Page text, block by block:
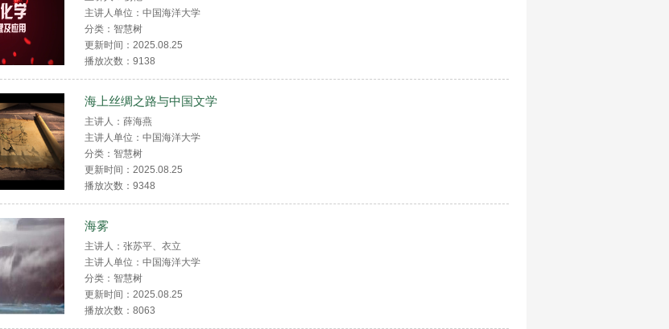
主讲人单位：中国海洋大学
分类：智慧树
更新时间：2025.08.25
播放次数： 9138
海上丝绸之路与中国文学
主讲人：薛海燕
主讲人单位：中国海洋大学
分类：智慧树
更新时间：2025.08.25
播放次数： 9348
海雾
主讲人：张苏平、衣立
主讲人单位：中国海洋大学
分类：智慧树
更新时间：2025.08.25
播放次数： 8063